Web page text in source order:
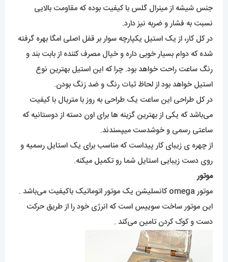
جنس شیشه از مینرال گلس با کیفیت بوده که مقاومت بالایی
نسبت به فشار و ضربه نیز دارد.
در کل کار، از یک استیل یکپارچه سوار بر قفل اصلی امگا بهره گرفته
شده که دوام بسیار خوبی داره و خیال مصرف کننده از بابت بند و
رنگ ساعت راحت خواهد بود. چرا که این استیل بهترین نوع
استیل خواهد بود از لحاظ ثبات رنگ و ضد زنگ بودن.
در کل طراحی این ساعت یک طراحی به روز با متریال با کیفیت
می‌باشد که یکی از بهترین گزینه ها برای اون دسته از دوستانیه که
ساعتی رسمی و خوشدست میپسندند.
از چهره ی زیبای کار پیداست که مناسب برای یک استایل رسمیه و
روی دست زیبایی استایل شما رو تکمیل میکنه.
موتور
موتور omega کانسلیشن یک موتور اتوماتیک باکیفیت می‌باشد .
این موتور ساخت سوییس است که انرژی خود را از طریق حرکت
دست و کوک کردن تامین می‌کند .